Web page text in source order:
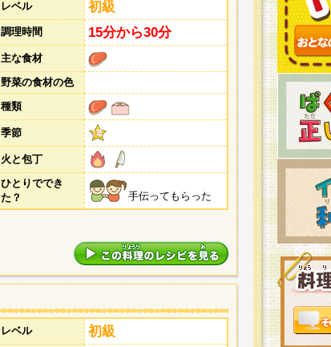
レベル 初級
調理時間 15分から30分
主な食材
野菜の食材の色
種類
季節
火と包丁
ひとりででき
た？
手伝ってもらった
レベル 初級